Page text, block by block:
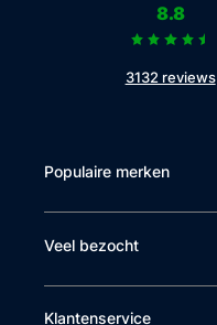
8.8
3132 reviews
Populaire merken
Veel bezocht
Klantenservice